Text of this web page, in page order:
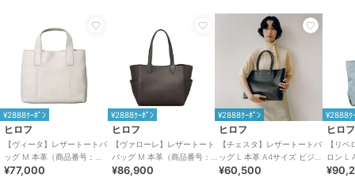
※商品ご購入時にお渡しするお買上げ証明書にお取り扱い上のご注意
とお手入れについての表示がございますのでよくお読みください。
※照明の関係により、実際よりも色味が違って見える場合がありま
す。また、パソコン・スマートフォンなどの環境により、若干製品と
画像のカラーが異なる場合もございます。
重量:約490g(サンプルサイズ)
¥2888ｸｰﾎﾟﾝ
ヒロフ
【ヴィータ】レザートートバ
ッグ M 本革（商品番号：
P25-20410）
¥77,000
¥2888ｸｰﾎﾟﾝ
ヒロフ
【ヴァローレ】レザートート
バッグ M 本革（商品番号：
P25-35313）
¥86,900
¥2888ｸｰﾎﾟﾝ
ヒロフ
【チェスタ】レザートートバ
ッグ L 本革 A4サイズ ビジネ
スバッグ ※WEB限定（商品番
¥60,500
¥2888ｸ
ヒロフ
【リ
ロン L
ッグ（